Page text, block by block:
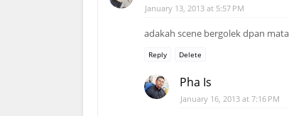
January 13, 2013 at 5:57 PM
adakah scene bergolek dpan
Reply Delete
Pha Is
January 16, 2013 at 7:16 PM